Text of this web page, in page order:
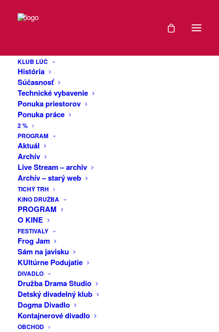
KLUB LÚČ
História
Súčasnosť
Technické vybavenie
Ponuka priestorov
Ponuka práce
2 %
PROGRAM
Aktuál
Archív
Live Stream – archiv
Archív – starý web
TICHÝ TRH
KINO DRUŽBA
PROGRAM
O KINE
FESTIVALY
Frog Jam
Sám na javisku
KUltúrne Podujatie
DIVADLO
Družba Drama Studio
Detský divadelný klub
Dogma Divadlo
Kontajnerové divadlo
OBCHOD
Trenčíne: Domov,
spolupatričnosť a
sloboda voľby
Tózsa (HU)
Čo pre nás znamená „domov“? Kde sa
začína spolupatričnosť – a kedy sa
odchod stáva nevyhnutným? Rezidencia
pozýva účastníkov k objavovaniu témy
hľadania. Prostredníctvom neverbálneho
jazyka postmoderného divadla skúmame
dilemy medzi zotrvaním a odchodom,
skúsenosť domova a otázky identity.
Účastníci pracujú s vlastnými zážitkami,
telesnou pamäťou a spoločenskými
reflexmi v kolektívnom, no zároveň
autonómnom tvorivom procese.
DÁTUM